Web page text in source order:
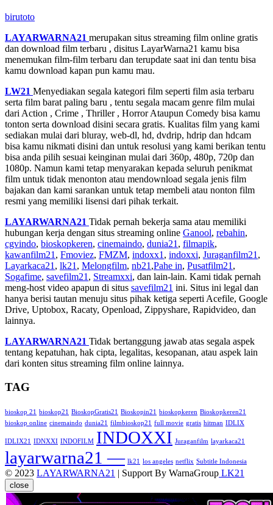
birutoto
LAYARWARNA21 merupakan situs streaming film online gratis
dan download film terbaru , disitus LayarWarna21 kamu bisa
menemukan film-film terbaru dan terupdate saat ini dan tentu bisa
kamu download kapan pun kamu mau.
LW21 Menyediakan segala kategori film seperti film asia terbaru
serta film barat paling baru , tentu segala macam genre film mulai
dari Action , Crime , Thriller , Horror Ataupun Comedy bisa kamu
tonton serta download disini secara gratis. Kualitas film yang kami
sediakan mulai dari bluray, web-dl, hd, dvdrip, hdrip dan hdcam
bisa kamu nikmati disini dan untuk resolusi yang kami berikan tentu
bisa anda pilih sesuai keinginan mulai dari 360p, 480p, 720p dan
1080p. Namun kami tetap menyarakan kepada seluruh penikmat
film untuk tidak menonton atau mendownload segala jenis film
bajakan dan kami sarankan untuk tetap membeli atau nonton film
resmi yang memiliki lisensi dari pihak terkait.
LAYARWARNA21 Tidak pernah bekerja sama atau memiliki
hubungan kerja dengan situs streaming online Ganool, rebahin,
cgvindo, bioskopkeren, cinemaindo, dunia21 , filmapik,
kawanfilm21 , Fmoviez, FMZM, indoxx1 , indoxxi, Juraganfilm21 ,
Layarkaca21 , lk21 , Melongfilm, nb21 ,Pahe in, Pusatfilm21 ,
Sogafime, savefilm21 , Streamxxi, dan lain-lain. Kami tidak pernah
meng-host video apapun di situs savefilm21 ini. Situs ini legal dan
hanya berisi tautan menuju situs pihak ketiga seperti Acefile, Google
Drive, Uptobox, Racaty, Openload, Zippyshare, Rapidvideo, dan
lainnya.
LAYARWARNA21 Tidak bertanggung jawab atas segala aspek
tentang kepatuhan, hak cipta, legalitas, kesopanan, atau aspek lain
dari konten situs streaming film online lainnya.
TAG
bioskop 21 bioskop21 BioskopGratis21 Bioskopin21 bioskopkeren Bioskopkeren21
bioskop online cinemaindo dunia21 filmbioskop21 full movie gratis hitman IDLIX
IDLIX21 IDNXXI INDOFILM INDOXXI Juraganfilm layarkaca21
layarwarna21 — lk21 los angeles netflix Subtitle Indonesia
© 2023 LAYARWARNA21 | Support By WarnaGroup LK21
close